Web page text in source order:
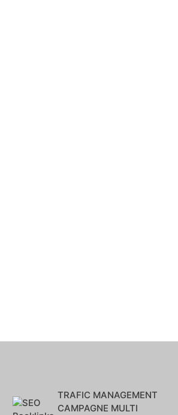
TRAFIC MANAGEMENT
CAMPAGNE MULTI